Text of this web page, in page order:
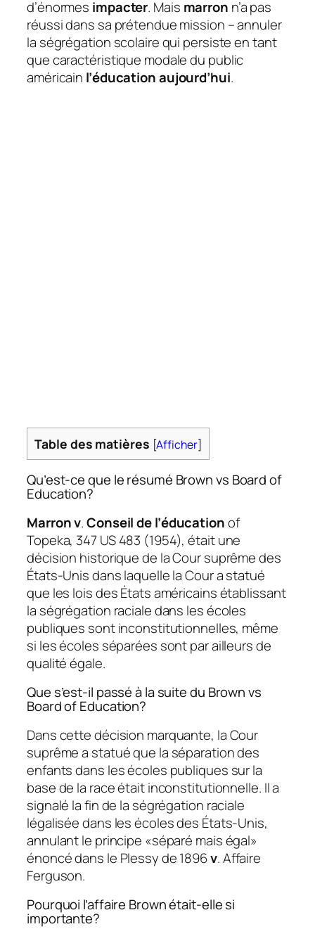
d’énormes impacter. Mais marron n’a pas
réussi dans sa prétendue mission – annuler
la ségrégation scolaire qui persiste en tant
que caractéristique modale du public
américain l’éducation aujourd’hui.
Table des matières [Afficher]
Qu’est-ce que le résumé Brown vs Board of
Education?
Marron v.Conseil de l’éducationof
Topeka, 347 US 483 (1954), était une
décision historique de la Cour suprême des
États-Unis dans laquelle la Cour a statué
que les lois des États américains établissant
la ségrégation raciale dans les écoles
publiques sont inconstitutionnelles, même
si les écoles séparées sont par ailleurs de
qualité égale.
Que s’est-il passé à la suite du Brown vs
Board of Education?
Dans cette décision marquante, la Cour
suprême a statué que la séparation des
enfants dans les écoles publiques sur la
base de la race était inconstitutionnelle. Il a
signalé la fin de la ségrégation raciale
légalisée dans les écoles des États-Unis,
annulant le principe «séparé mais égal»
énoncé dans le Plessy de 1896v. Affaire
Ferguson.
Pourquoi l’affaire Brown était-elle si
importante?